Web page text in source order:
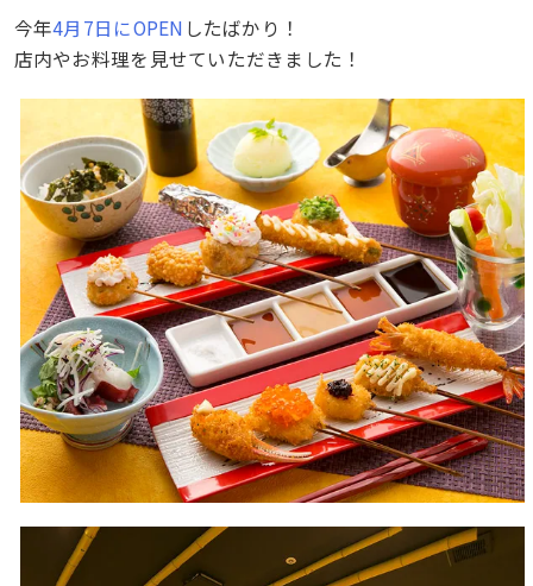
今年4月7日にOPEN したばかり！
店内やお料理を見せていただきました！